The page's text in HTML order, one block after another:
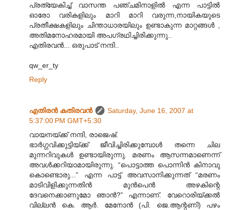
പ്രത്യേകിച്ച് വാസന്ത പഞ്ചമിനാളില്‍ എന്ന പാട്ടില്‍
ഓരോ വരികളിലും മാറി മാറി വരുന്ന,നായികയുടെ
പ്രതീക്ഷകളിലും ചിന്താധാരയിലും ഉണ്ടാകുന്ന മാറ്റങ്ങള്‍ ,
അതിമനോഹരമായി അപഗ്രഥിച്ചിരിക്കുന്നു..
എതിരവന്‍... ഒരുപാട് നന്ദി..
qw_er_ty
Reply
എതിരന്‍ കതിരവന്‍
Saturday, June 16, 2007 at
5:37:00 PM GMT+5:30
വായനയ്ക്ക് നന്ദി, രാ‍ജെഷ്.
ഭാര്‍ഗ്ഗവിക്കുട്ടിയ്ക്ക് ജീ‍വിച്ചിരിക്കുമ്പോള്‍ തന്നെ ചില
മുന്നറിവുകള്‍ ഉണ്ടാ‍യിരുന്നു. മരണം ആസന്നമാണെന്ന്
അവള്‍ക്കറിയാമായിരുന്നു. “പൊട്ടാത്ത പൊന്നിന്‍ കിനാവു
കൊണ്ടൊരു...” എന്ന പാട്ട് അവസാനിക്കുന്നത് “മരണം
മാടിവിളിക്കുന്നതിന്‍ മുന്‍പെന്‍ അഴകിന്റെ
ദേവനെക്കാണുമോ ഞാന്‍?” എന്നാണ്. വേറൊരിയ്ക്കല്‍
വില്ലന്‍ കെ. ആര്‍. മേനോന്‍ (പി. ജെ.ആന്റണി) പഴം